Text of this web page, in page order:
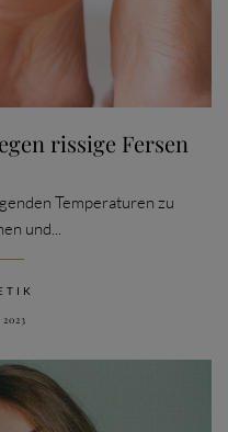
rissige Fersen
Temperaturen zu
und...
2023